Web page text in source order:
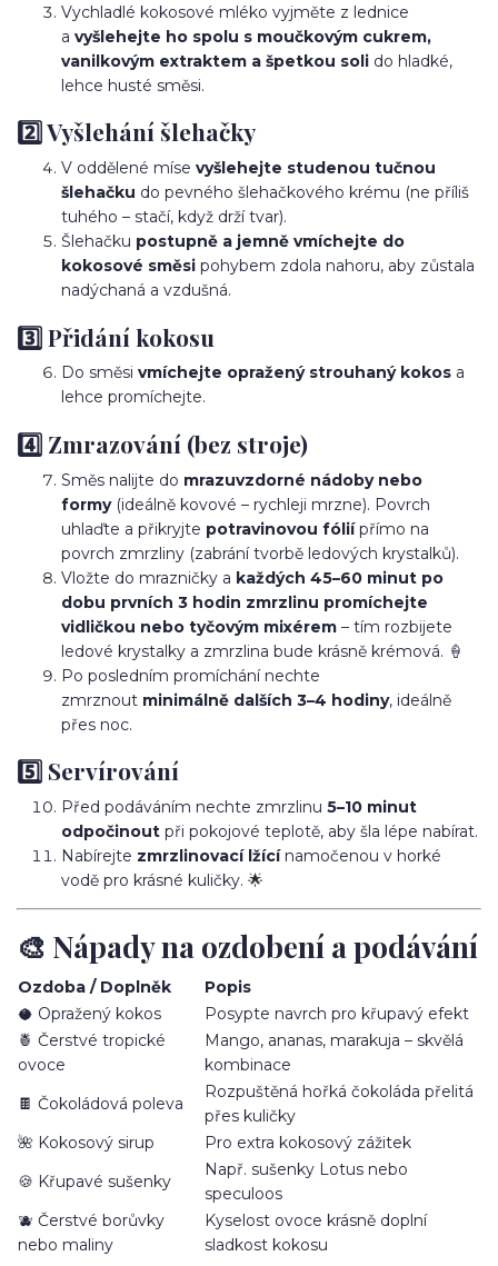
Vychladlé kokosové mléko vyjměte z lednice
a vyšlehejte ho spolu s moučkovým cukrem,
vanilkovým extraktem a špetkou soli do hladké,
lehce husté směsi.
2️⃣ Vyšlehání šlehačky
V oddělené míse vyšlehejte studenou tučnou
šlehačku do pevného šlehačkového krému (ne příliš
tuhého – stačí, když drží tvar).
Šlehačku postupně a jemně vmíchejte do
kokosové směsi pohybem zdola nahoru, aby zůstala
nadýchaná a vzdušná.
3️⃣ Přidání kokosu
Do směsi vmíchejte opražený strouhaný kokos a
lehce promíchejte.
4️⃣ Zmrazování (bez stroje)
Směs nalijte do mrazuvzdorné nádoby nebo
formy(ideálně kovové – rychleji mrzne). Povrch
uhlaďte a přikryjte potravinovou fóliípřímo na
povrch zmrzliny (zabrání tvorbě ledových krystalků).
Vložte do mrazničky a každých 45–60 minut po
dobu prvních 3 hodin zmrzlinu promíchejte
vidličkou nebo tyčovým mixérem – tím rozbijete
ledové krystalky a zmrzlina bude krásně krémová. 🍦
Po posledním promíchání nechte
zmrznout minimálně dalších 3–4 hodiny, ideálně
přes noc.
5️⃣ Servírování
Před podáváním nechte zmrzlinu 5–10 minut
odpočinout při pokojové teplotě, aby šla lépe nabírat.
Nabírejte zmrzlinovací lžícínamočenou v horké
vodě pro krásné kuličky. 🌟
🎨 Nápady na ozdobení a podávání
Ozdoba / Doplněk
Popis
🥥 Opražený kokos
Posypte navrch pro křupavý efekt
🍍 Čerstvé tropické
ovoce
Mango, ananas, marakuja – skvělá
kombinace
🍫 Čokoládová poleva
Rozpuštěná hořká čokoláda přelitá
přes kuličky
🌺 Kokosový sirup
Pro extra kokosový zážitek
🍪 Křupavé sušenky
Např. sušenky Lotus nebo
speculoos
🫐 Čerstvé borůvky
nebo maliny
Kyselost ovoce krásně doplní
sladkost kokosu